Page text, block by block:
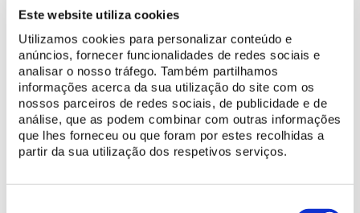
Este website utiliza cookies
Utilizamos cookies para personalizar conteúdo e
anúncios, fornecer funcionalidades de redes sociais e
analisar o nosso tráfego. Também partilhamos
informações acerca da sua utilização do site com os
nossos parceiros de redes sociais, de publicidade e de
análise, que as podem combinar com outras informações
que lhes forneceu ou que foram por estes recolhidas a
partir da sua utilização dos respetivos serviços.
A LO especializa-se em aulas de teatro/representação e de
artístico dos alunos e reforçar as suas competências criativas.
grupo é composto por cerca de 30 alunos e 1 professor. Durante
as aulas de dança, os alunos aprendem diversos estilos e
técnicas de dança e preparam espetáculos de dança e
musicais. Como referido acima, os alunos, juntamente com um
professor, preparam espetáculos de dança, mas também
participam em concursos de dança, no Festival de Teatro
também preparou e apresentou a peça "Dziady" [A Noite dos